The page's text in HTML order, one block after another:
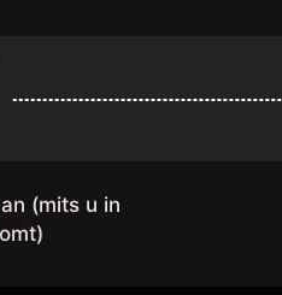
(mits u in